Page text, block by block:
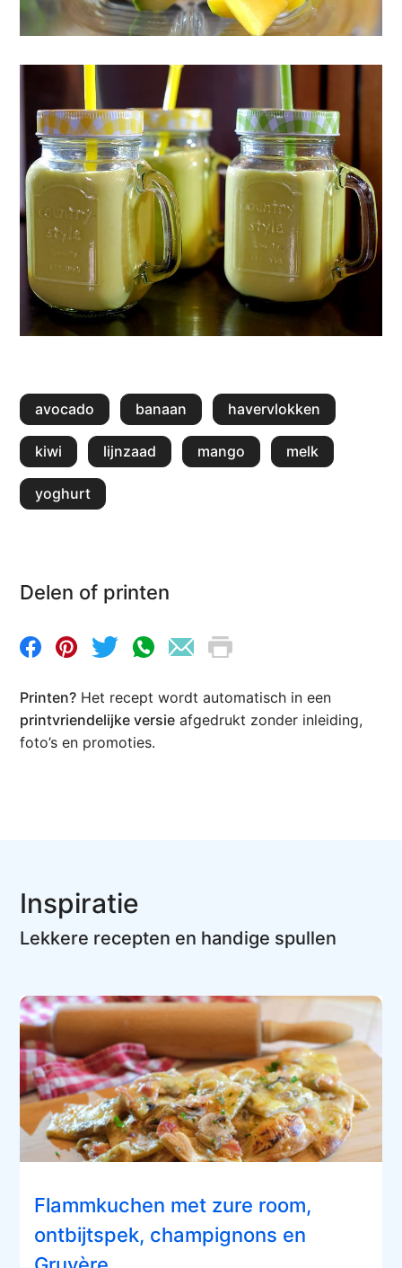
avocado banaan havervlokken
kiwi lijnzaad mango melk
yoghurt
Delen of printen
Printen? Het recept wordt automatisch in een
printvriendelijke versie afgedrukt zonder inleiding,
foto’s en promoties.
Inspiratie
Lekkere recepten en handige spullen
Flammkuchen met zure room,
ontbijtspek, champignons en